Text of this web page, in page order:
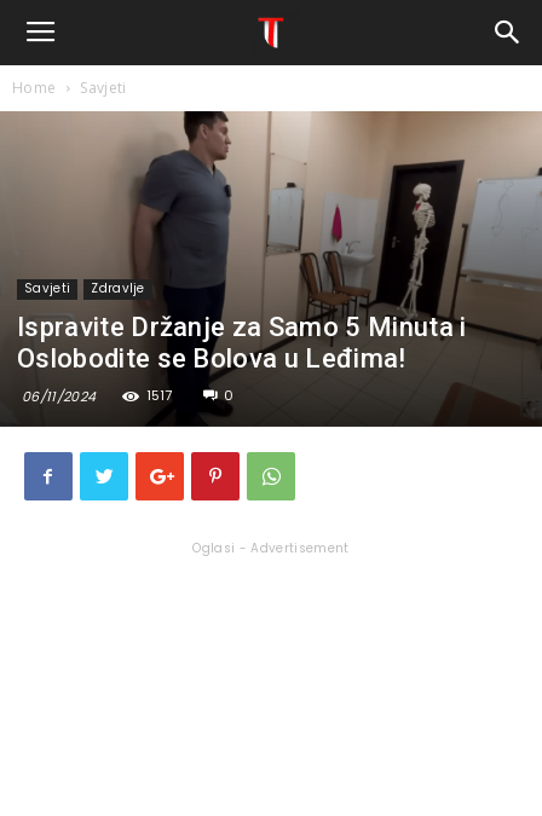
Home Savjeti
Savjeti Zdravlje
Ispravite Držanje za Samo 5 Minuta i
Oslobodite se Bolova u Leđima!
06/11/2024 1517 0
Oglasi - Advertisement